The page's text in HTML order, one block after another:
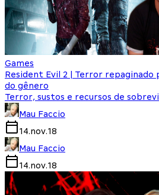
Games
Resident Evil 2 | Terror repaginado
do gênero
Terror, sustos e recursos de
Mau Faccio
14.nov.18
Mau Faccio
14.nov.18